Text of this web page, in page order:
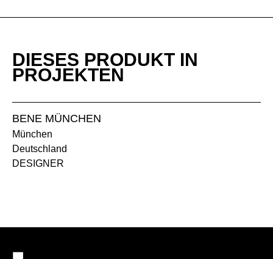
DIESES PRODUKT IN
PROJEKTEN
BENE MÜNCHEN
München
Deutschland
DESIGNER